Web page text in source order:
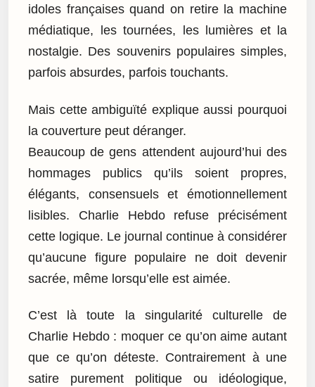
idoles françaises quand on retire la machine
médiatique, les tournées, les lumières et la
nostalgie. Des souvenirs populaires simples,
parfois absurdes, parfois touchants.
Mais cette ambiguïté explique aussi pourquoi
la couverture peut déranger.
Beaucoup de gens attendent aujourd’hui des
hommages publics qu’ils soient propres,
élégants, consensuels et émotionnellement
lisibles. Charlie Hebdo refuse précisément
cette logique. Le journal continue à considérer
qu’aucune figure populaire ne doit devenir
sacrée, même lorsqu’elle est aimée.
C’est là toute la singularité culturelle de
Charlie Hebdo : moquer ce qu’on aime autant
que ce qu’on déteste. Contrairement à une
satire purement politique ou idéologique,